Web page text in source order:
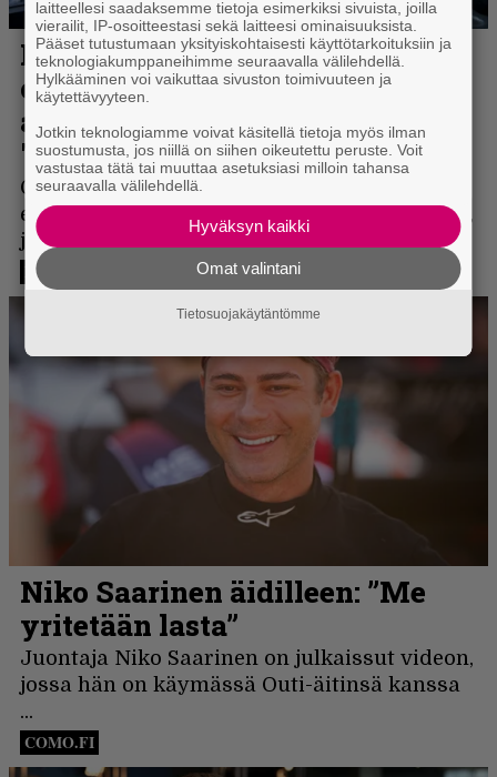
laitteellesi saadaksemme tietoja esimerkiksi sivuista, joilla
vierailit, IP-osoitteestasi sekä laitteesi ominaisuuksista.
Pääset tutustumaan yksityiskohtaisesti käyttötarkoituksiin ja
teknologiakumppaneihimme seuraavalla välilehdellä.
Hylkääminen voi vaikuttaa sivuston toimivuuteen ja
käytettävyyteen.
Jotkin teknologiamme voivat käsitellä tietoja myös ilman
suostumusta, jos niillä on siihen oikeutettu peruste. Voit
vastustaa tätä tai muuttaa asetuksiasi milloin tahansa
seuraavalla välilehdellä.
Hyväksyn kaikki
Omat valintani
Tietosuojakäytäntömme